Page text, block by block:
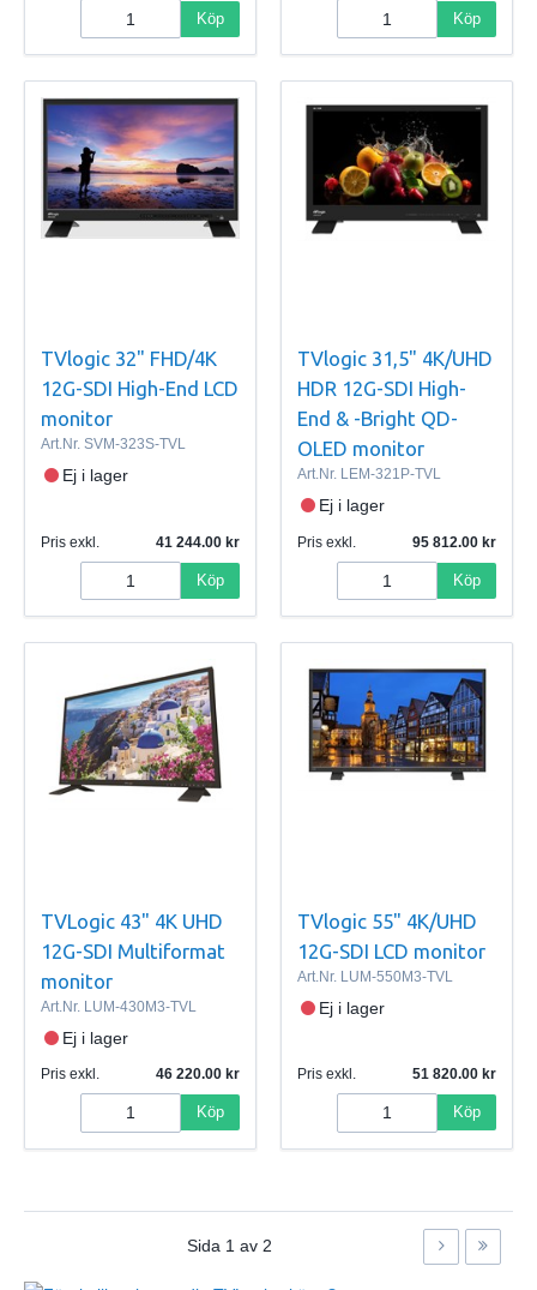
Köp Köp
TVlogic 32" FHD/4K
12G-SDI High-End LCD
monitor
Art.Nr. SVM-323S-TVL
Ej i lager
Pris exkl. 41 244.00
Köp
TVlogic 31,5" 4K/UHD
HDR 12G-SDI High-
End & -Bright QD-
OLED monitor
Art.Nr. LEM-321P-TVL
Ej i lager
Pris exkl. 95 812.00
Köp
TVLogic 43" 4K UHD
12G-SDI Multiformat
monitor
Art.Nr. LUM-430M3-TVL
Ej i lager
Pris exkl. 46 220.00
Köp
TVlogic 55" 4K/UHD
12G-SDI LCD monitor
Art.Nr. LUM-550M3-TVL
Ej i lager
Pris exkl. 51 820.00
Köp
Sida 1 av 2